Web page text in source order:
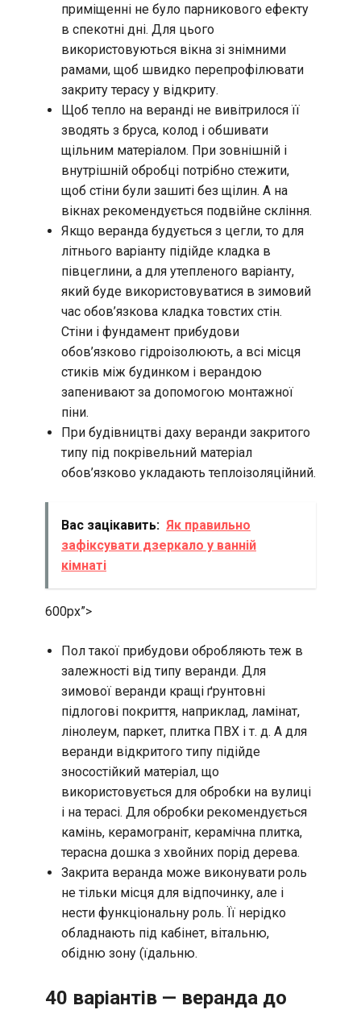
приміщенні не було парникового ефекту
в спекотні дні. Для цього
використовуються вікна зі знімними
рамами, щоб швидко перепрофілювати
закриту терасу у відкриту.
Щоб тепло на веранді не вивітрилося її
зводять з бруса, колод і обшивати
щільним матеріалом. При зовнішній і
внутрішній обробці потрібно стежити,
щоб стіни були зашиті без щілин. А на
вікнах рекомендується подвійне скління.
Якщо веранда будується з цегли, то для
літнього варіанту підійде кладка в
півцеглини, а для утепленого варіанту,
який буде використовуватися в зимовий
час обов’язкова кладка товстих стін.
Стіни і фундамент прибудови
обов’язково гідроізолюють, а всі місця
стиків між будинком і верандою
запенивают за допомогою монтажної
піни.
При будівництві даху веранди закритого
типу під покрівельний матеріал
обов’язково укладають теплоізоляційний.
Вас зацікавить: Як правильно
зафіксувати дзеркало у ванній
кімнаті
600px”>
Пол такої прибудови обробляють теж в
залежності від типу веранди. Для
зимової веранди кращі ґрунтовні
підлогові покриття, наприклад, ламінат,
лінолеум, паркет, плитка ПВХ і т. д. А для
веранди відкритого типу підійде
зносостійкий матеріал, що
використовується для обробки на вулиці
і на терасі. Для обробки рекомендується
камінь, керамограніт, керамічна плитка,
терасна дошка з хвойних порід дерева.
Закрита веранда може виконувати роль
не тільки місця для відпочинку, але і
нести функціональну роль. Її нерідко
обладнають під кабінет, вітальню,
обідню зону (їдальню.
40 варіантів — веранда до